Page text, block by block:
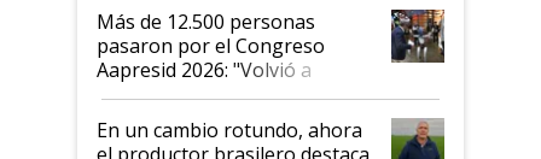
Más de 12.500 personas
pasaron por el Congreso
Aapresid 2026: "Volvió a
demostrar que hablar del
suelo es hablar de todo el
sistema productivo"
En un cambio rotundo, ahora